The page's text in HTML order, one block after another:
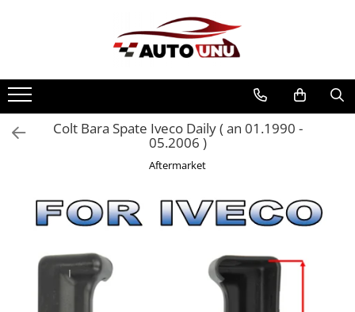
Colt Bara Spate Iveco Daily ( an 01.1990 -
05.2006 )
Aftermarket